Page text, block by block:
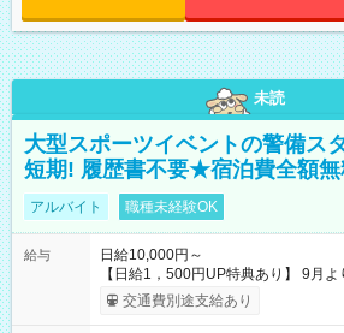
未読
大型スポーツイベントの警備ス
短期! 履歴書不要★宿泊費全額無
アルバイト 職種未経験OK
給与
日給10,000円～
【日給1，500円UP特典あり】 9月
ると 期間中(9/16~10/23) の日給が
り稼げます♪ 【試用期間】試用期間な
交通費別途支給あり